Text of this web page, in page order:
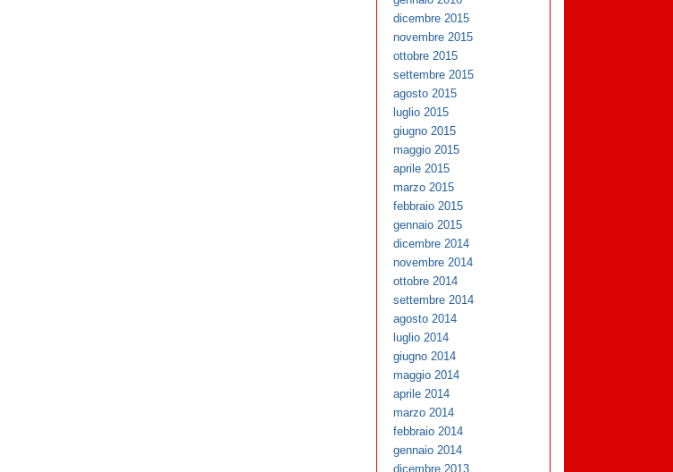
dicembre 2015
novembre 2015
ottobre 2015
settembre 2015
agosto 2015
luglio 2015
giugno 2015
maggio 2015
aprile 2015
marzo 2015
febbraio 2015
gennaio 2015
dicembre 2014
novembre 2014
ottobre 2014
settembre 2014
agosto 2014
luglio 2014
giugno 2014
maggio 2014
aprile 2014
marzo 2014
febbraio 2014
gennaio 2014
dicembre 2013